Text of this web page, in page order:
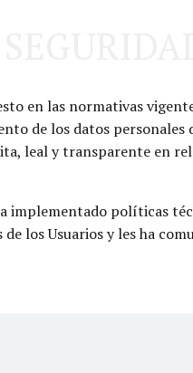
en las normativas
de los datos
leal y transparente en
implementado políticas
los Usuarios y les ha